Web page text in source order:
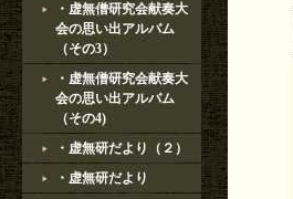
・虚無僧研究会献奏大
会の思い出アルバム
（その3）
・虚無僧研究会献奏大
会の思い出アルバム
（その4)
・虚無研だより（２）
・虚無研だより